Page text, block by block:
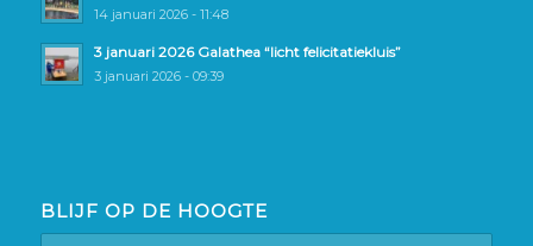
14 januari 2026 - 11:48
3 januari 2026 Galathea “licht felicitatiekluis”
3 januari 2026 - 09:39
BLIJF OP DE HOOGTE